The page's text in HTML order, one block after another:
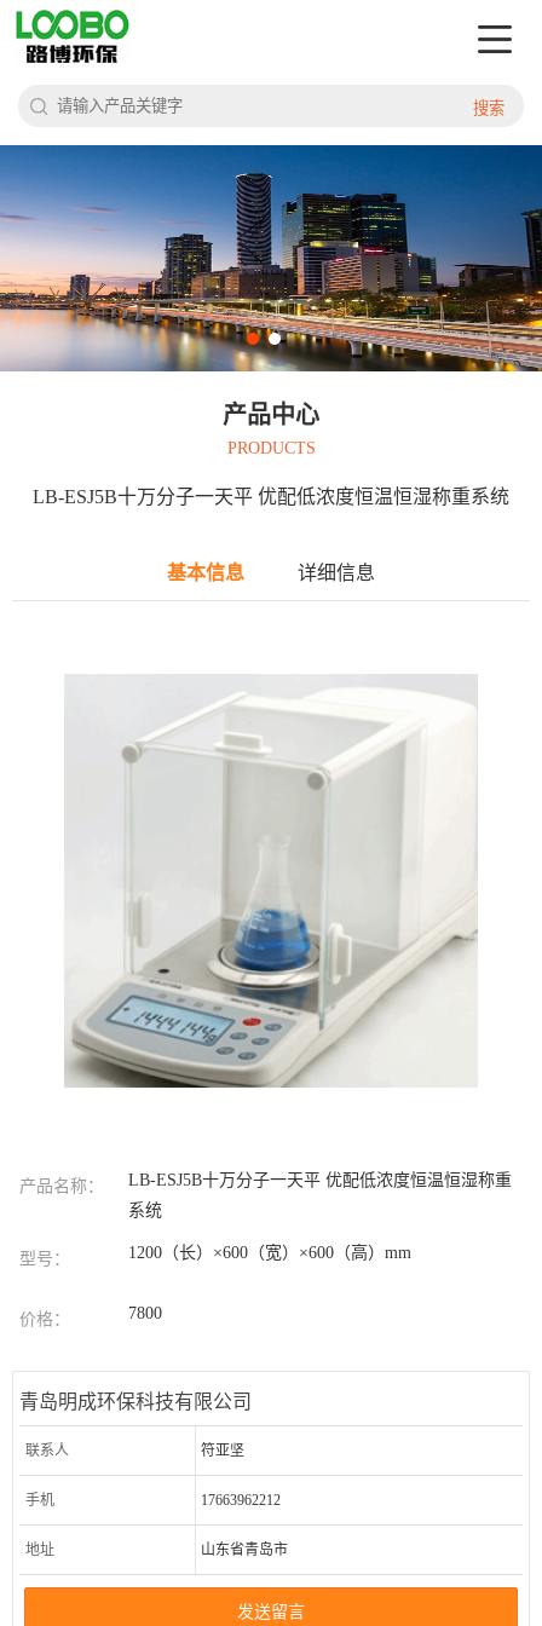
搜索
产品中心
PRODUCTS
LB-ESJ5B十万分子一天平 优配低浓度恒温恒湿称重系统
基本信息 详细信息
产品名称：
LB-ESJ5B十万分子一天平 优配低浓度恒温恒湿称重
系统
型号： 1200（长）×600（宽）×600（高）mm
价格： 7800
青岛明成环保科技有限公司
联系人 符亚坚
手机 17663962212
地址 山东省青岛市
发送留言